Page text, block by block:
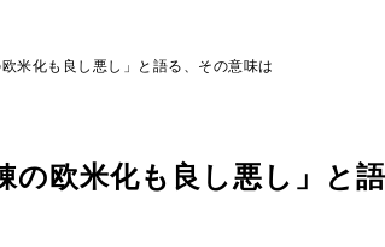
米化も良し悪し」と語る、その意味は
の欧米化も良し悪し」と